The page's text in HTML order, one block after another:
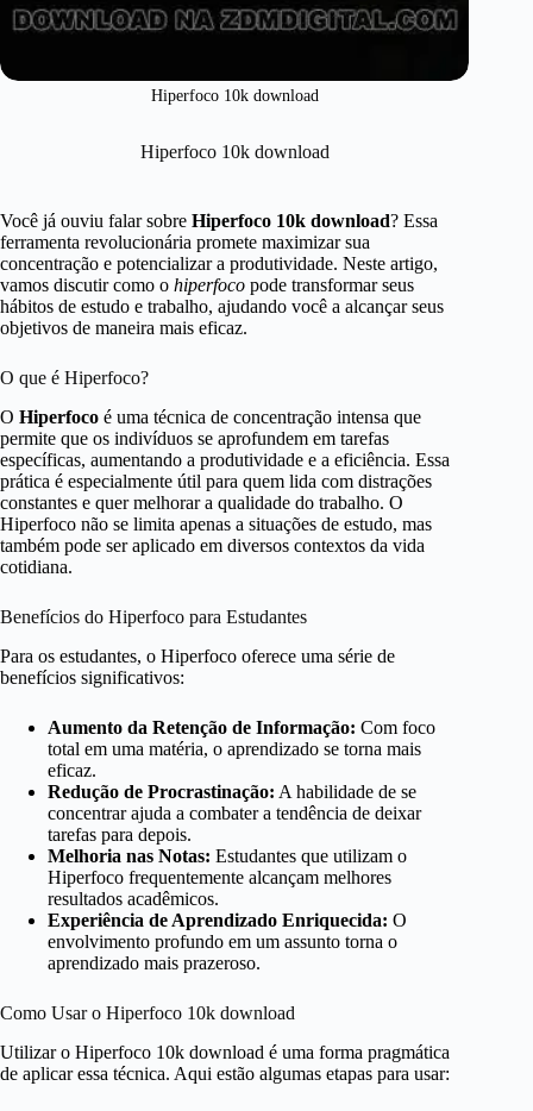
Hiperfoco 10k download
Hiperfoco 10k download
Você já ouviu falar sobre Hiperfoco 10k download? Essa
ferramenta revolucionária promete maximizar sua
concentração e potencializar a produtividade. Neste artigo,
vamos discutir como o hiperfoco pode transformar seus
hábitos de estudo e trabalho, ajudando você a alcançar seus
objetivos de maneira mais eficaz.
O que é Hiperfoco?
O Hiperfoco é uma técnica de concentração intensa que
permite que os indivíduos se aprofundem em tarefas
específicas, aumentando a produtividade e a eficiência. Essa
prática é especialmente útil para quem lida com distrações
constantes e quer melhorar a qualidade do trabalho. O
Hiperfoco não se limita apenas a situações de estudo, mas
também pode ser aplicado em diversos contextos da vida
cotidiana.
Benefícios do Hiperfoco para Estudantes
Para os estudantes, o Hiperfoco oferece uma série de
benefícios significativos:
Aumento da Retenção de Informação: Com foco
total em uma matéria, o aprendizado se torna mais
eficaz.
Redução de Procrastinação: A habilidade de se
concentrar ajuda a combater a tendência de deixar
tarefas para depois.
Melhoria nas Notas: Estudantes que utilizam o
Hiperfoco frequentemente alcançam melhores
resultados acadêmicos.
Experiência de Aprendizado Enriquecida: O
envolvimento profundo em um assunto torna o
aprendizado mais prazeroso.
Como Usar o Hiperfoco 10k download
Utilizar o Hiperfoco 10k download é uma forma pragmática
de aplicar essa técnica. Aqui estão algumas etapas para usar: